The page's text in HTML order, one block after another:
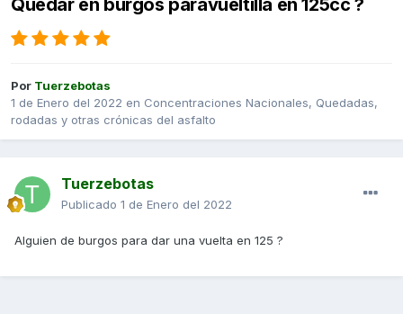
Quedar en burgos paravueltilla en 125cc ?
Por Tuerzebotas
1 de Enero del 2022 en Concentraciones Nacionales, Quedadas,
rodadas y otras crónicas del asfalto
Tuerzebotas
Publicado 1 de Enero del 2022
Alguien de burgos para dar una vuelta en 125 ?